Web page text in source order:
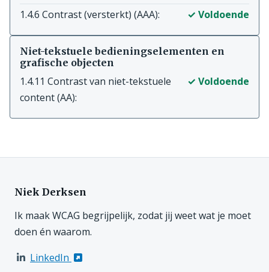
1.4.6 Contrast (versterkt) (AAA):
✓ Voldoende
Niet-tekstuele bedieningselementen en
grafische objecten
1.4.11 Contrast van niet-tekstuele
content (AA):
✓ Voldoende
Niek Derksen
Ik maak WCAG begrijpelijk, zodat jij weet wat je moet
doen én waarom.
LinkedIn